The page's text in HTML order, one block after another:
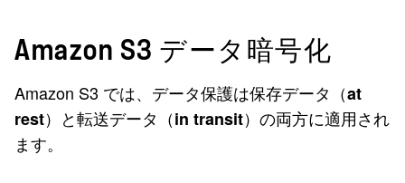
Amazon S3 データ暗号化
Amazon S3 では、データ保護は保存データ（at
rest）と転送データ（in transit）の両方に適用され
ます。